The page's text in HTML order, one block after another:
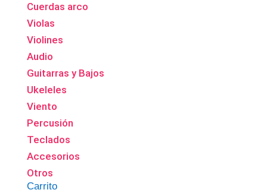
Cuerdas arco
Violas
Violines
Audio
Guitarras y Bajos
Ukeleles
Viento
Percusión
Teclados
Accesorios
Otros
Carrito